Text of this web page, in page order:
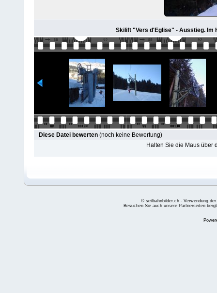
Skilift "Vers d'Eglise" - Ausstieg. Im
Diese Datei bewerten (noch keine Bewertung)
Halten Sie die Maus über
© seilbahnbilder.ch - Verwendung
Besuchen Sie auch unsere Partnerseiten